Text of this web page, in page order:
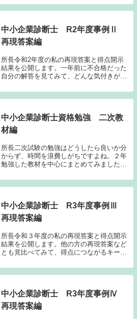
りはこちら↓二次試験の結果まず、二次試
験の結果から整理しますと、一年目の実際
中小企業診断士 R2年度事例Ⅱ
再現答案編
所長令和2年度の私の再現答案と得点開示
結果を公開します。一年前に不合格だった
自分の解答を見てみて、どんな気付きがあ
答案再現答案の精度ですが、おバカなこと
に余った時間で問題用紙に解答をメモして
中小企業診断士資格勉強 二次教
材編
所長二次試験の勉強はどうしたら良いか分
からず、時間を浪費しがちですよね。２年
勉強した教材を中心にまとめてみました。
他の方々や予備校の情報なども収集して、
自分に合う方法を見つけていただけると良
中小企業診断士 R3年度事例Ⅲ
再現答案編
所長令和３年度の私の再現答案と得点開示
結果を公開します。他の方の再現答案など
とも見比べてみて、得点につながるキーワ
す。事例Ⅲ得点結果50点再現答案こちらの
事例Ⅲの再現答案の精度は他の事例よりも
中小企業診断士 R3年度事例Ⅳ
再現答案編